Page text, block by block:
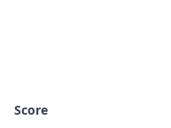
Score